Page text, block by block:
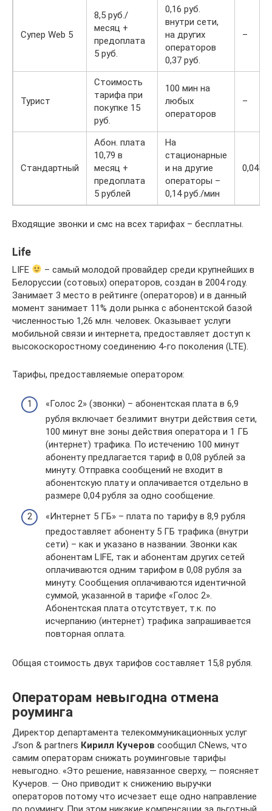
Супер Web 5
8,5 руб./
месяц +
предоплата
5 руб.
0,16 руб.
внутри сети,
на других
операторов
0,37 руб.
–
Турист
Стоимость
тарифа при
покупке 15
руб.
100 мин на
любых
операторов
–
Стандартный
Абон. плата
10,79 в
месяц +
предоплата
5 рублей
На
стационарные
и на другие
операторы –
0,14 руб./мин
0,04
Входящие звонки и смс на всех тарифах – бесплатны.
Life
LIFE
– самый молодой провайдер среди крупнейших в
Белоруссии (сотовых) операторов, создан в 2004 году.
Занимает 3 место в рейтинге (операторов) и в данный
момент занимает 11% доли рынка с абонентской базой
численностью 1,26 млн. человек. Оказывает услуги
мобильной связи и интернета, предоставляет доступ к
высокоскоростному соединению 4-го поколения (LTE).
Тарифы, предоставляемые оператором:
«Голос 2» (звонки) – абонентская плата в 6,9
рубля включает безлимит внутри действия сети,
100 минут вне зоны действия оператора и 1 ГБ
(интернет) трафика. По истечению 100 минут
абоненту предлагается тариф в 0,08 рублей за
минуту. Отправка сообщений не входит в
абонентскую плату и оплачивается отдельно в
размере 0,04 рубля за одно сообщение.
«Интернет 5 ГБ» – плата по тарифу в 8,9 рубля
предоставляет абоненту 5 ГБ трафика (внутри
сети) – как и указано в названии. Звонки как
абонентам LIFE, так и абонентам других сетей
оплачиваются одним тарифом в 0,08 рубля за
минуту. Сообщения оплачиваются идентичной
суммой, указанной в тарифе «Голос 2».
Абонентская плата отсутствует, т.к. по
исчерпанию (интернет) трафика запрашивается
повторная оплата.
Общая стоимость двух тарифов составляет 15,8 рубля.
Операторам невыгодна отмена
роуминга
Директор департамента телекоммуникационных услуг
J’son & partners Кирилл Кучеров сообщил СNews, что
самим операторам снижать роуминговые тарифы
невыгодно. «Это решение, навязанное сверху, — поясняет
Кучеров. — Оно приводит к снижению выручки
операторов потому что исчезает еще одно направление